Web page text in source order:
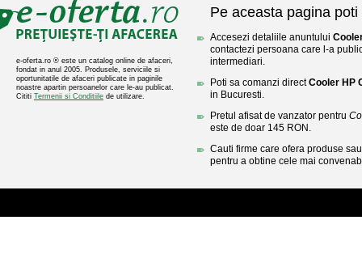
e-oferta.ro ® este un catalog online de afaceri,
fondat in anul 2005. Produsele, serviciile si
oportunitatile de afaceri publicate in paginile
noastre apartin persoanelor care le-au publicat.
Cititi Termenii si Conditiile de utilizare.
Pe aceasta pagina poti
Accesezi detaliile anuntului
contactezi persoana care l-a
intermediari.
Poti sa comanzi directCooler HP
in Bucuresti.
Pretul afisat de vanzator pentru
este de doar 145 RON.
Cauti firme care ofera produse
pentru a obtine cele mai